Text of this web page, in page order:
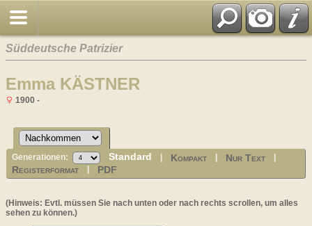
Süddeutsche Patrizier
Emma KÄSTNER
1900 -
Generationen: Standard Kompakt Nur Text
Registerformat PDF
(Hinweis: Evtl. müssen Sie nach unten oder nach rechts scrollen, um alles
sehen zu können.)